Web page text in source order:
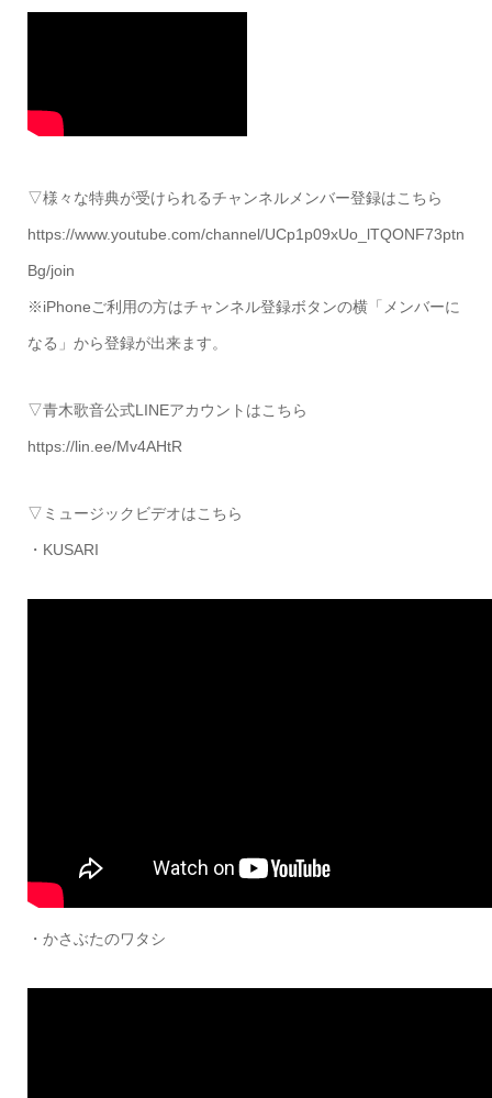
▽様々な特典が受けられるチャンネルメンバー登録はこちら
https://www.youtube.com/channel/UCp1p09xUo_lTQONF73ptn
Bg/join
※iPhoneご利用の方はチャンネル登録ボタンの横「メンバーに
なる」から登録が出来ます。
▽青木歌音公式LINEアカウントはこちら
https://lin.ee/Mv4AHtR
▽ミュージックビデオはこちら
・KUSARI
・かさぶたのワタシ